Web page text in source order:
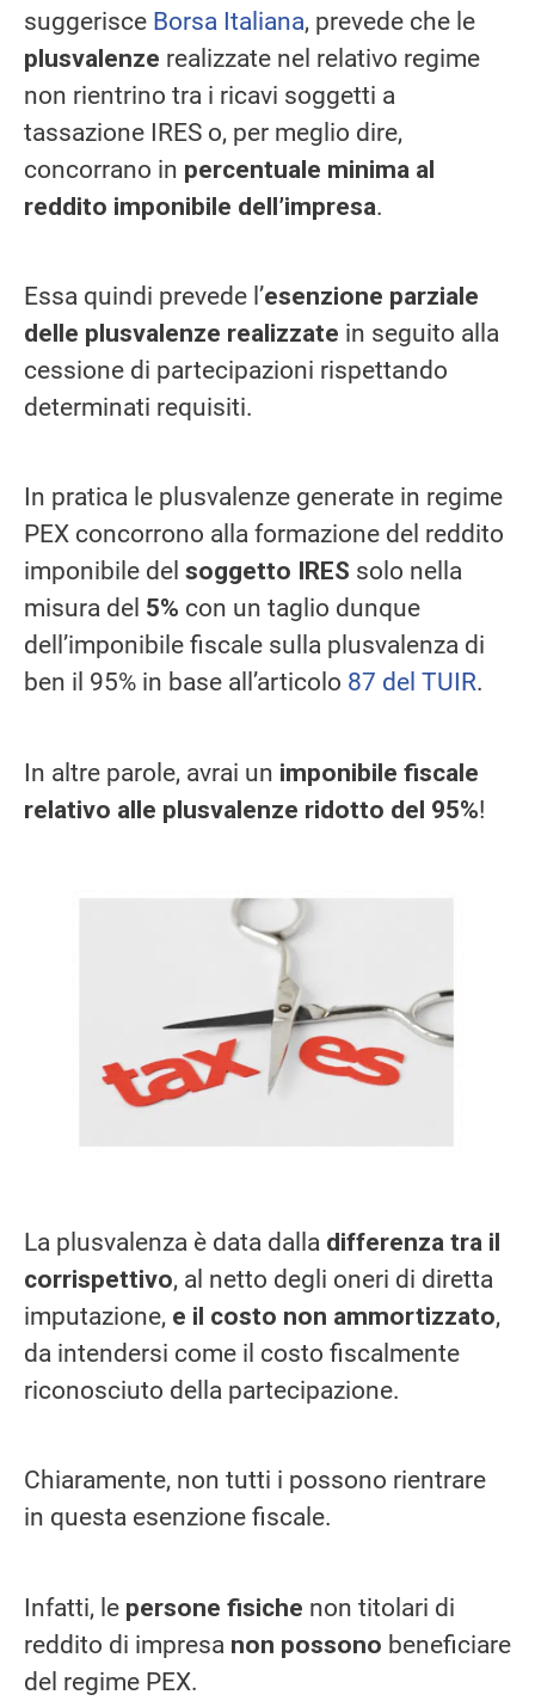
suggerisce Borsa Italiana, prevede che le
plusvalenze realizzate nel relativo regime
non rientrino tra i ricavi soggetti a
tassazione IRES o, per meglio dire,
concorrano in percentuale minima al
reddito imponibile dell’impresa.
Essa quindi prevede l’esenzione parziale
delle plusvalenze realizzate in seguito alla
cessione di partecipazioni rispettando
determinati requisiti.
In pratica le plusvalenze generate in regime
PEX concorrono alla formazione del reddito
imponibile del soggetto IRES solo nella
misura del 5% con un taglio dunque
dell’imponibile fiscale sulla plusvalenza di
ben il 95% in base all’articolo 87 del TUIR.
In altre parole, avrai un imponibile fiscale
relativo alle plusvalenze ridotto del 95%!
La plusvalenza è data dalla differenza tra il
corrispettivo, al netto degli oneri di diretta
imputazione, e il costo non ammortizzato,
da intendersi come il costo fiscalmente
riconosciuto della partecipazione.
Chiaramente, non tutti i possono rientrare
in questa esenzione fiscale.
Infatti, le persone fisiche non titolari di
reddito di impresa non possono beneficiare
del regime PEX.